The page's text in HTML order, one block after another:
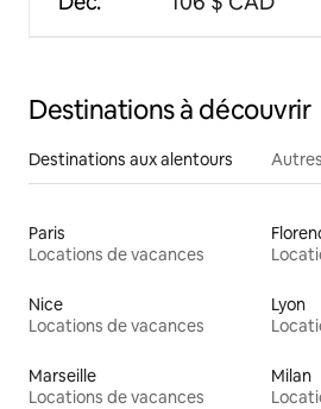
Destinations à découvrir
Destinations aux alentours
Paris
Locations de vacances
Nice
Locations de vacances
Lyon
Marseille
Locations de vacances
Milan